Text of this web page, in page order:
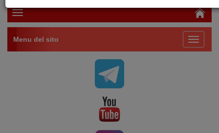
Toggle
navigation
Toggle
Menu del sito